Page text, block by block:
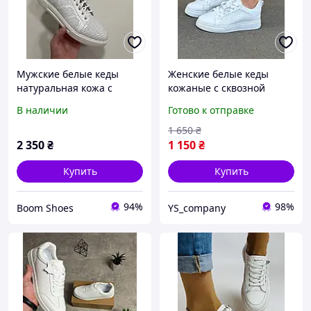
Мужские белые кеды
натуральная кожа с
В наличии
2 350₴
Купить
Boom Shoes 94%
Женские белые кеды
кожаные с сквозной
дышащие кроссовки
сетка на весну лето из
натуральной кожи.
Готово к отправке
1 150₴
1 650 ₴
Купить
YS_company 98%